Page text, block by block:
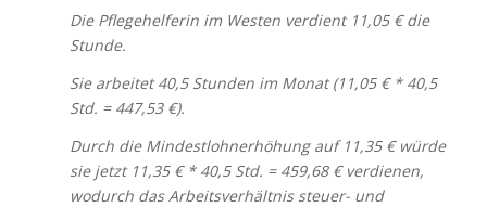
Die Pflegehelferin im Westen verdient 11,05 € die
Stunde.
Sie arbeitet 40,5 Stunden im Monat (11,05 € * 40,5
Std. = 447,53 €).
Durch die Mindestlohnerhöhung auf 11,35 € würde
sie jetzt 11,35 € * 40,5 Std. = 459,68 € verdienen,
wodurch das Arbeitsverhältnis steuer- und